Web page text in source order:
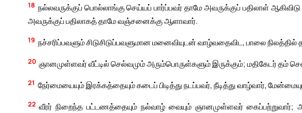
18 நல்லவருக்குப் பொல்லாங்கு செய்யப் பார்ப்பவர் தாமே அவருக்குப் பதிலாள்
அவருக்குப் பதிலாகத் தாமே வஞ்சனைக்கு ஆளாவார்.
19 நச்சரிப்பவளும் சிடுசிடுப்பவளுமான மனைவியுடன் வாழ்வதைவிட, பாலை
20 ஞானமுள்ளவர் வீட்டில் செல்வமும் அரும்பொருள்களும் இருக்கும்; மதிகேடர் தம்
21 நேர்மையையும் இரக்கத்தையும் கடைப் பிடித்து நடப்பவர், நீடித்து வாழ்வார்,
22 வீரர் நிறைந்த பட்டணத்தையும் நல்வாழ் வையும் ஞானமுள்ளவர் கைப்பற்றுவார்;